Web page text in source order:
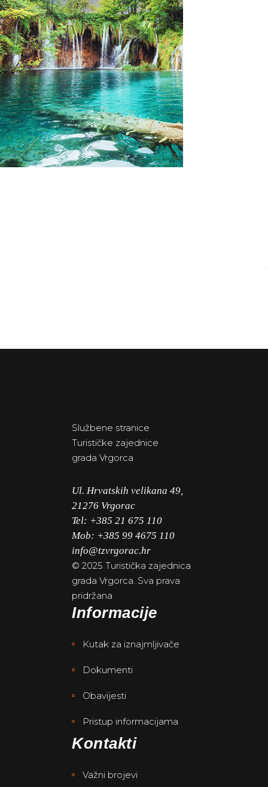
Službene stranice
Turističke zajednice
grada Vrgorca
Ul. Hrvatskih velikana 49,
21276 Vrgorac
Tel: +385 21 675 110
Mob: +385 99 4675 110
info@tzvrgorac.hr
© 2025 Turistička zajednica
grada Vrgorca. Sva prava
pridržana
Informacije
Kutak za iznajmljivače
Dokumenti
Obavijesti
Pristup informacijama
Kontakti
Važni brojevi